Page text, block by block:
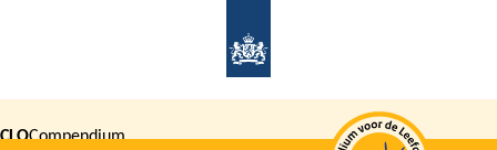
inhoud
CLOCompendium